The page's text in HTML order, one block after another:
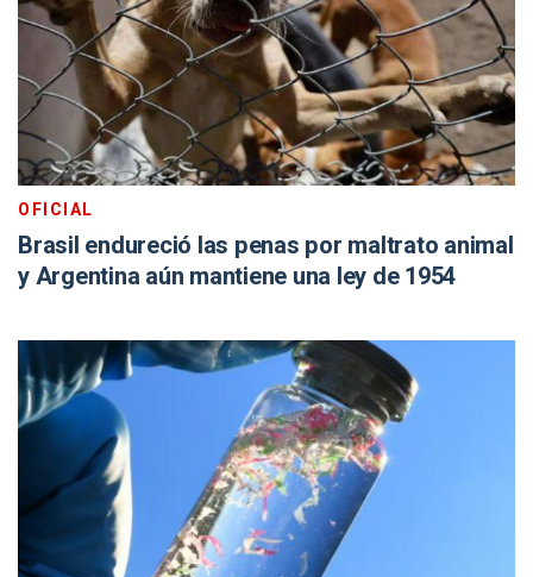
OFICIAL
Brasil endureció las penas por maltrato animal
y Argentina aún mantiene una ley de 1954